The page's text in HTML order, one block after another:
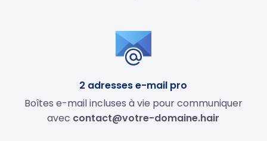
2 adresses e-mail pro
Boîtes e-mail incluses à vie pour communiquer
avec contact@votre-domaine.hair